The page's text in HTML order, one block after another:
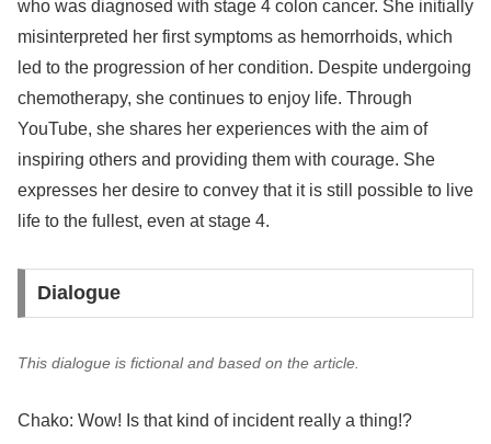
who was diagnosed with stage 4 colon cancer. She initially
misinterpreted her first symptoms as hemorrhoids, which
led to the progression of her condition. Despite undergoing
chemotherapy, she continues to enjoy life. Through
YouTube, she shares her experiences with the aim of
inspiring others and providing them with courage. She
expresses her desire to convey that it is still possible to live
life to the fullest, even at stage 4.
Dialogue
This dialogue is fictional and based on the article.
Chako: Wow! Is that kind of incident really a thing!?